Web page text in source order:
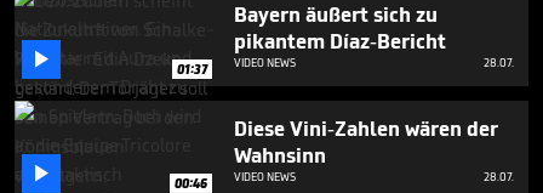
 01:37
Bayern äußert sich zu
pikantem Díaz-Bericht
VIDEO NEWS 28.07.
 00:46
Diese Vini-Zahlen wären der
Wahnsinn
VIDEO NEWS 28.07.